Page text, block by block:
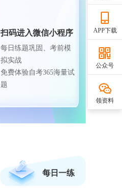
扫码进入微信小程序
每日练题巩固、考前模
拟实战
免费体验自考365海量试
题
每日一练
APP下载
公众号
领资料